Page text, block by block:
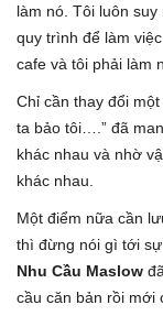
làm nó. Tôi luôn
quy trình để làm
cafe và tôi phải làm
Chỉ cần thay đổi
ta bảo tôi….” đã
khác nhau và nhờ
khác nhau.
Một điểm nữa cần
thì đừng nói gì tới
Nhu Cầu Maslow
cầu căn bản rồi mới